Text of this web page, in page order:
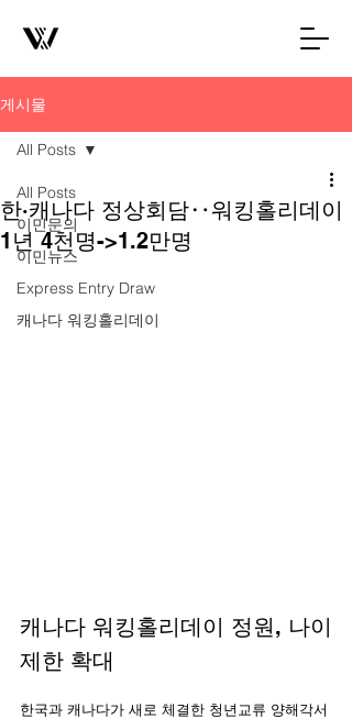
게시물
All Posts
이민문의
이민뉴스
Express Entry Draw
캐나다 워킹홀리데이
All Posts
한·캐나다 정상회담‥워킹홀리데이
1년 4천명->1.2만명
캐나다 워킹홀리데이 정원, 나이
제한 확대
한국과 캐나다가 새로 체결한 청년교류 양해각서